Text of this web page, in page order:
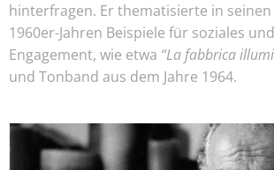
hinterfragen. Er thematisierte in
1960er-Jahren Beispiele für soziales
Engagement, wie etwa “La fabbrica
und Tonband aus dem Jahre 1964.